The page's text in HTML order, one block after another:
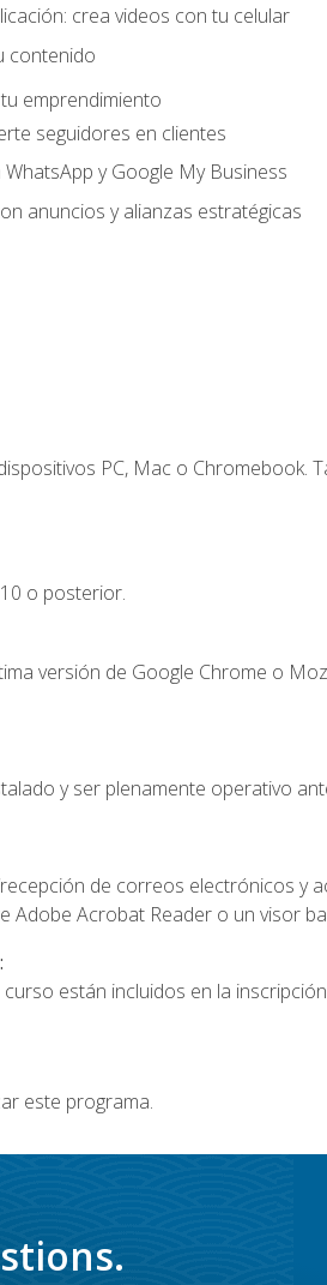
crea videos con tu celular
contenido
emprendimiento
seguidores en clientes
y Google My Business
anuncios y alianzas estratégicas
PC, Mac o
o posterior.
versión de Google Chrome o
y ser plenamente operativo
de correos electrónicos y
Adobe Acrobat Reader o un visor
están incluidos en la
este programa.